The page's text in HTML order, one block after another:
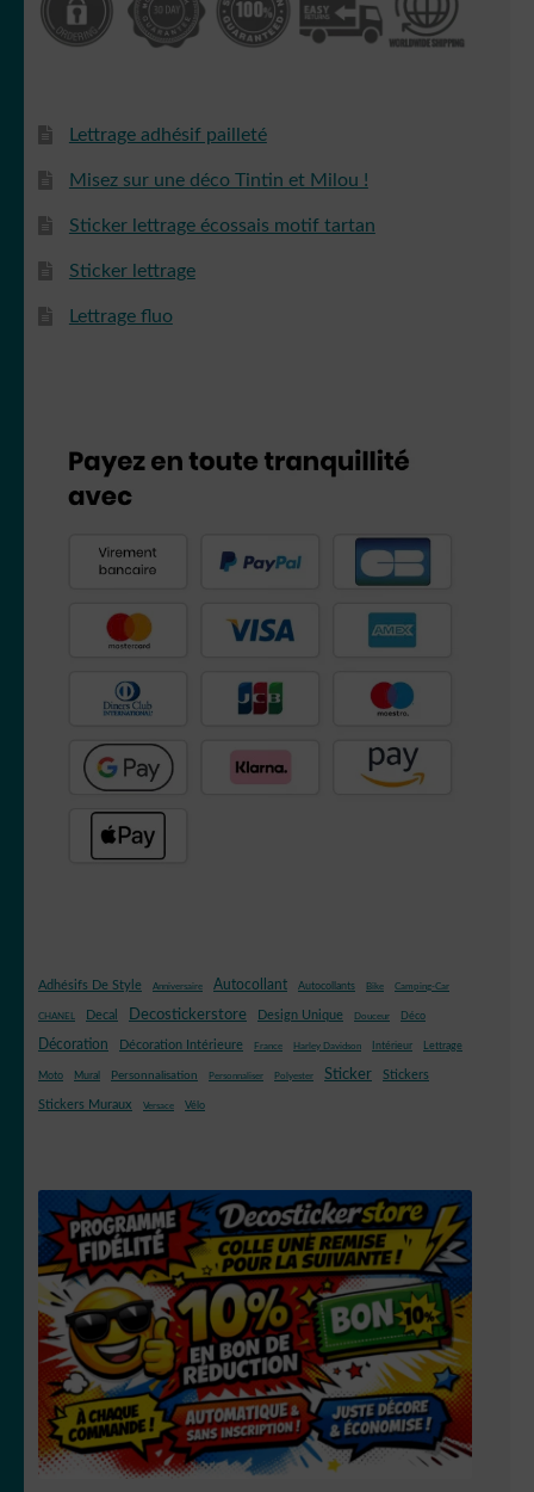
Lettrage adhésif pailleté
Misez sur une déco Tintin et Milou !
Sticker lettrage écossais motif tartan
Sticker lettrage
Lettrage fluo
Adhésifs De Style Anniversaire Autocollant Autocollants Bike Camping-Car
CHANEL Decal Decostickerstore Design Unique Douceur Déco
Décoration Décoration Intérieure France Harley Davidson Intérieur Lettrage
Moto Mural Personnalisation Personnaliser Polyester Sticker Stickers
Stickers Muraux Versace Vélo